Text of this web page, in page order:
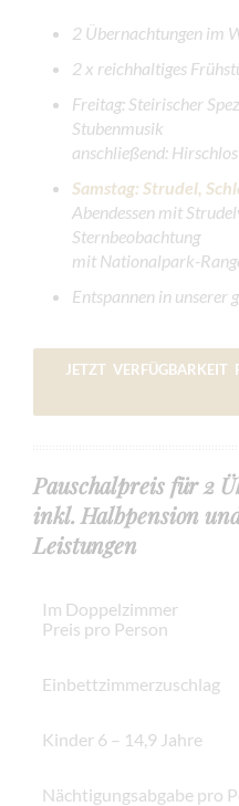
2 Übernachtungen im
2 x reichhaltiges
Freitag: Steirischer
Stubenmusik
anschließend:
Samstag: Strudel,
Abendessen mit
Sternbeobachtung
mit Nationalpark-
Entspannen in unserer
JETZT
Pauschalpreis für 2
inkl. Halbpension
Leistungen
Im Doppelzimmer
Preis pro Person
Einbettzimmerzuschlag
Kinder 6 – 14,9 Jahre
Nächtigungsabgabe pro